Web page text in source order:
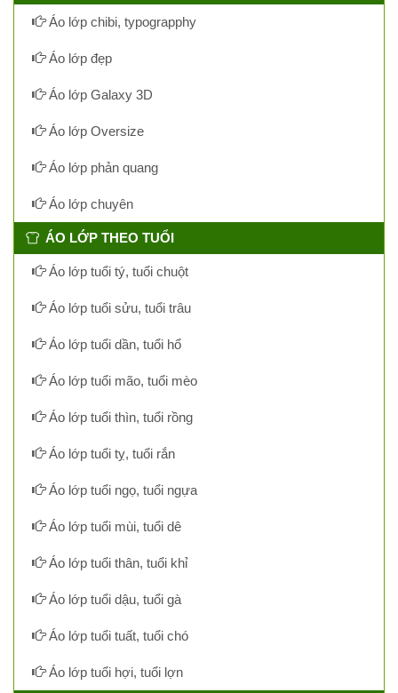
Áo lớp chibi, typograpphy
Áo lớp đẹp
Áo lớp Galaxy 3D
Áo lớp Oversize
Áo lớp phản quang
Áo lớp chuyên
ÁO LỚP THEO TUỔI
Áo lớp tuổi tý, tuổi chuột
Áo lớp tuổi sửu, tuổi trâu
Áo lớp tuổi dần, tuổi hổ
Áo lớp tuổi mão, tuổi mèo
Áo lớp tuổi thìn, tuổi rồng
Áo lớp tuổi tỵ, tuổi rắn
Áo lớp tuổi ngọ, tuổi ngựa
Áo lớp tuổi mùi, tuổi dê
Áo lớp tuổi thân, tuổi khỉ
Áo lớp tuổi dậu, tuổi gà
Áo lớp tuổi tuất, tuổi chó
Áo lớp tuổi hợi, tuổi lợn